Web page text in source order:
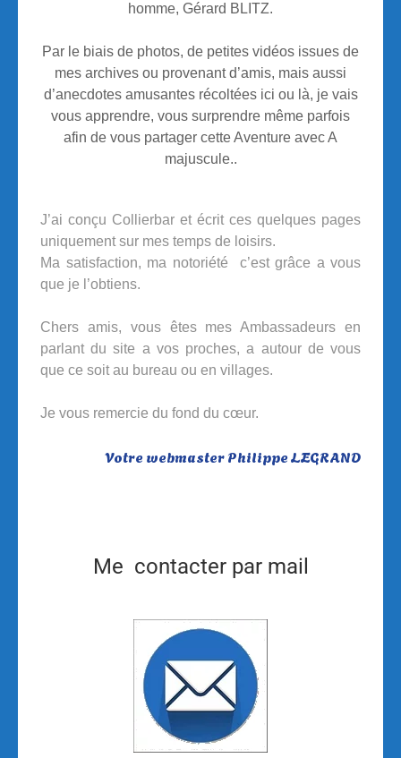
homme, Gérard BLITZ.
Par le biais de photos, de petites vidéos issues de
mes archives ou provenant d’amis, mais aussi
d’anecdotes amusantes récoltées ici ou là, je vais
vous apprendre, vous surprendre même parfois
afin de vous partager cette Aventure avec A
majuscule..
J’ai conçu Collierbar et écrit ces quelques pages
uniquement sur mes temps de loisirs.
Ma satisfaction, ma notoriété c’est grâce a vous
que je l’obtiens.
Chers amis, vous êtes mes Ambassadeurs en
parlant du site a vos proches, a autour de vous
que ce soit au bureau ou en villages.
Je vous remercie du fond du cœur.
Votre webmaster Philippe LEGRAND
Me contacter par mail